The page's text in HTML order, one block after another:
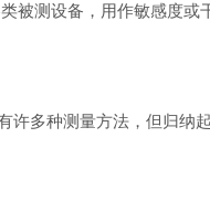
被测设备，用作敏感度或
许多种测量方法，但归